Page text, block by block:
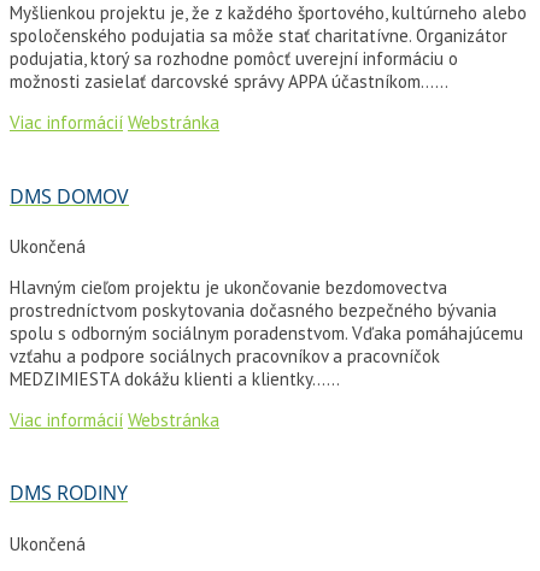
Myšlienkou projektu je, že z každého športového, kultúrneho alebo
spoločenského podujatia sa môže stať charitatívne. Organizátor
podujatia, ktorý sa rozhodne pomôcť uverejní informáciu o
možnosti zasielať darcovské správy APPA účastníkom…...
Viac informácií Webstránka
DMS DOMOV
Ukončená
Hlavným cieľom projektu je ukončovanie bezdomovectva
prostredníctvom poskytovania dočasného bezpečného bývania
spolu s odborným sociálnym poradenstvom. Vďaka pomáhajúcemu
vzťahu a podpore sociálnych pracovníkov a pracovníčok
MEDZIMIESTA dokážu klienti a klientky…...
Viac informácií Webstránka
DMS RODINY
Ukončená